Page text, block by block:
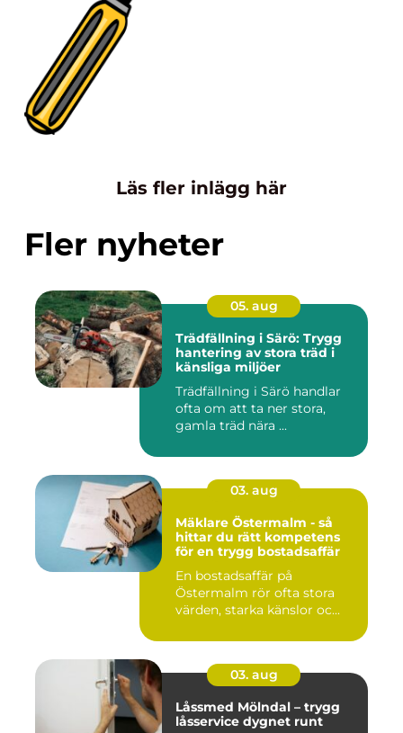
Läs fler inlägg här
Fler nyheter
05. aug
Trädfällning i Särö: Trygg
hantering av stora träd i
känsliga miljöer
Trädfällning i Särö handlar
ofta om att ta ner stora,
gamla träd nära ...
03. aug
Mäklare Östermalm - så
hittar du rätt kompetens
för en trygg bostadsaffär
En bostadsaffär på
Östermalm rör ofta stora
värden, starka känslor oc...
03. aug
Låssmed Mölndal – trygg
låsservice dygnet runt